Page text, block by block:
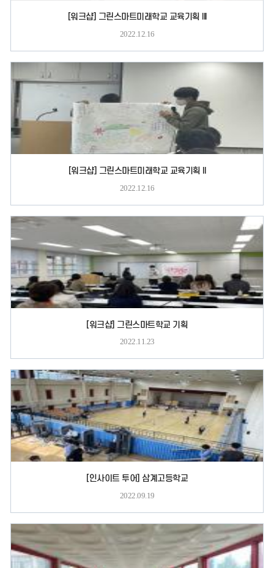
[워크샵] 그린스마트미래학교 교육기획 III
2022.12.16
[워크샵] 그린스마트미래학교 교육기획 II
2022.12.16
[워크샵] 그린스마트학교 기획
2022.11.23
[인사이트 투어] 삼계고등학교
2022.09.19